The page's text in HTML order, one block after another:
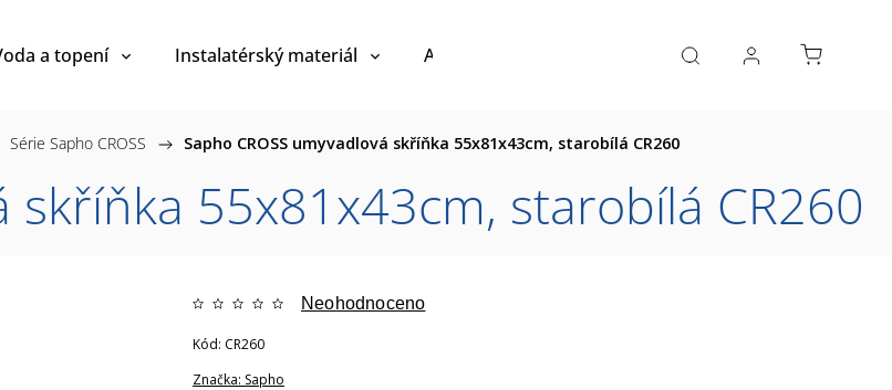
a topení Instalatérský materiál Akce a výprodej Návrh koupelny Reference
Série Sapho CROSS / Sapho CROSS umyvadlová skříňka 55x81x43cm, starobílá CR260
skříňka 55x81x43cm, starobílá CR260
Značka: Sapho
Neohodnoceno
Kód: CR260